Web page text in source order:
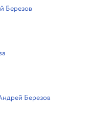
Березов
Березов